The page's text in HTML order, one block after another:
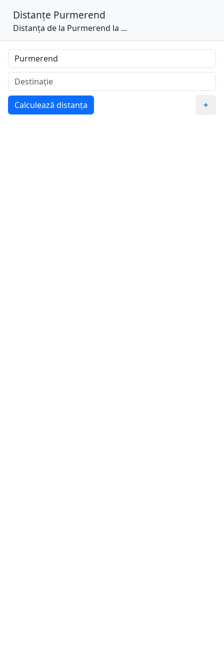
Distanțe Purmerend
Distanța de la Purmerend la ...
Calculează distanța +